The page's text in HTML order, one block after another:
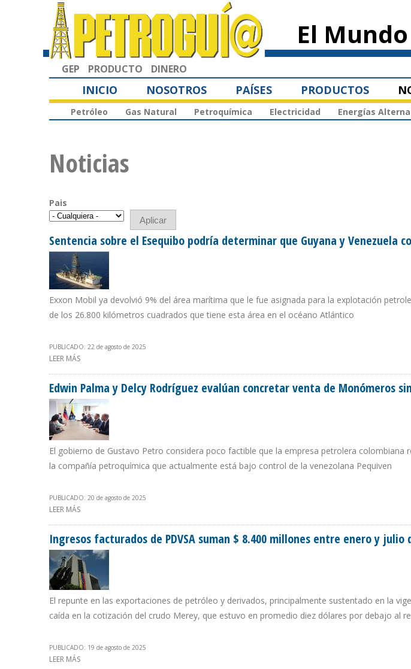
principal
El
GEP PRODUCTO DINERO
INICIO NOSOTROS PAÍSES PRODUCTOS
Petróleo Gas Natural Petroquímica Electricidad Energías
Noticias
Pais
Sentencia sobre el Esequibo podría determinar que Guyana y Venezuela
Exxon Mobil ya devolvió 9% del área marítima que le fue asignada para la explotación
de los 26.800 kilómetros cuadrados que tiene esta área en el océano Atlántico
PUBLICADO: 22 de agosto de 2025
LEER MÁS
Edwin Palma y Delcy Rodríguez evalúan concretar venta de Monómeros
El gobierno de Gustavo Petro considera poco factible que la empresa petrolera colombiana
la compañía petroquímica que actualmente está bajo control de la venezolana Pequiven
PUBLICADO: 20 de agosto de 2025
LEER MÁS
Ingresos facturados de PDVSA suman $ 8.400 millones entre enero y julio
El repunte en las exportaciones de petróleo y derivados, principalmente sustentado en la
caída en la cotización del crudo Merey, que estuvo en promedio diez dólares por debajo al
PUBLICADO: 19 de agosto de 2025
LEER MÁS